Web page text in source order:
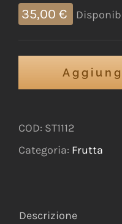
35,00 €
COD: ST1112
Categoria: Frutta
Descrizione